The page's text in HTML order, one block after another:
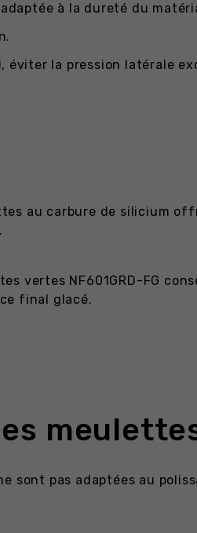
à la dureté du
la pression latérale
au carbure de silicium
vertes NF601GRD-FG
final glacé.
sont pas adaptées au